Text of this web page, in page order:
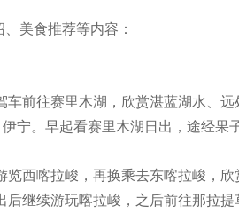
美食推荐等内容：
车前往赛里木湖，欣赏湛蓝湖水、
宁。早起看赛里木湖日出，途经
西喀拉峻，再换乘去东喀拉峻，欣
继续游玩喀拉峻，之后前往那拉提